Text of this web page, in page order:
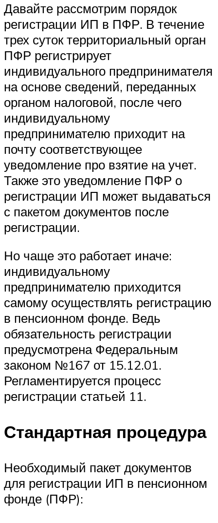
Давайте рассмотрим порядок
регистрации ИП в ПФР. В течение
трех суток территориальный орган
ПФР регистрирует
индивидуального предпринимателя
на основе сведений, переданных
органом налоговой, после чего
индивидуальному
предпринимателю приходит на
почту соответствующее
уведомление про взятие на учет.
Также это уведомление ПФР о
регистрации ИП может выдаваться
с пакетом документов после
регистрации.
Но чаще это работает иначе:
индивидуальному
предпринимателю приходится
самому осуществлять регистрацию
в пенсионном фонде. Ведь
обязательность регистрации
предусмотрена Федеральным
законом №167 от 15.12.01.
Регламентируется процесс
регистрации статьей 11.
Стандартная процедура
Необходимый пакет документов
для регистрации ИП в пенсионном
фонде (ПФР):